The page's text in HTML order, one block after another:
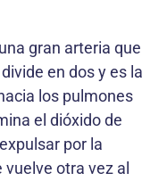
gran arteria que
en dos y es la
los pulmones
el dióxido de
por la
otra vez al